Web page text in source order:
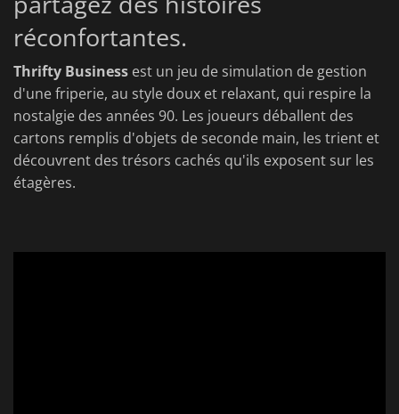
réconfortantes.
Thrifty Business est un jeu de simulation de gestion
d'une friperie, au style doux et relaxant, qui respire la
nostalgie des années 90. Les joueurs déballent des
cartons remplis d'objets de seconde main, les trient et
découvrent des trésors cachés qu'ils exposent sur les
étagères.